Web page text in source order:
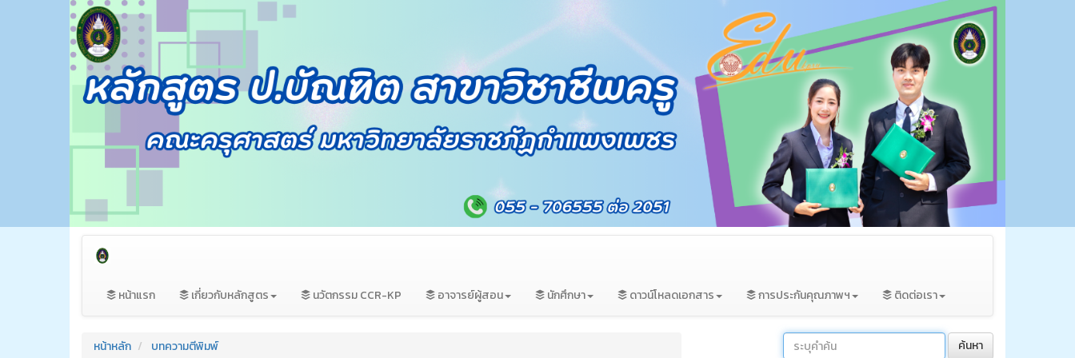
หน้าแรก เกี่ยวกับหลักสูตร นวัตกรรม CCR-KP อาจารย์ผู้สอน นักศึกษา ดาวน์โหลดเอกสาร การประกันคุณภาพฯ ติดต่อเรา
หน้าหลัก บทความตีพิมพ์ ค้นหา